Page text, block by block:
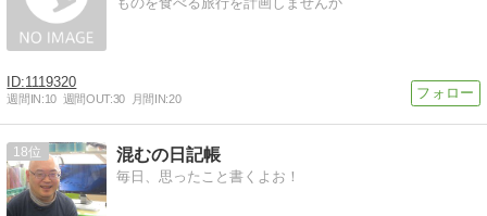
1119320
週間IN:10 週間OUT:30 月間IN:20
18 混むの日記帳
毎日、思ったこと書くよお！